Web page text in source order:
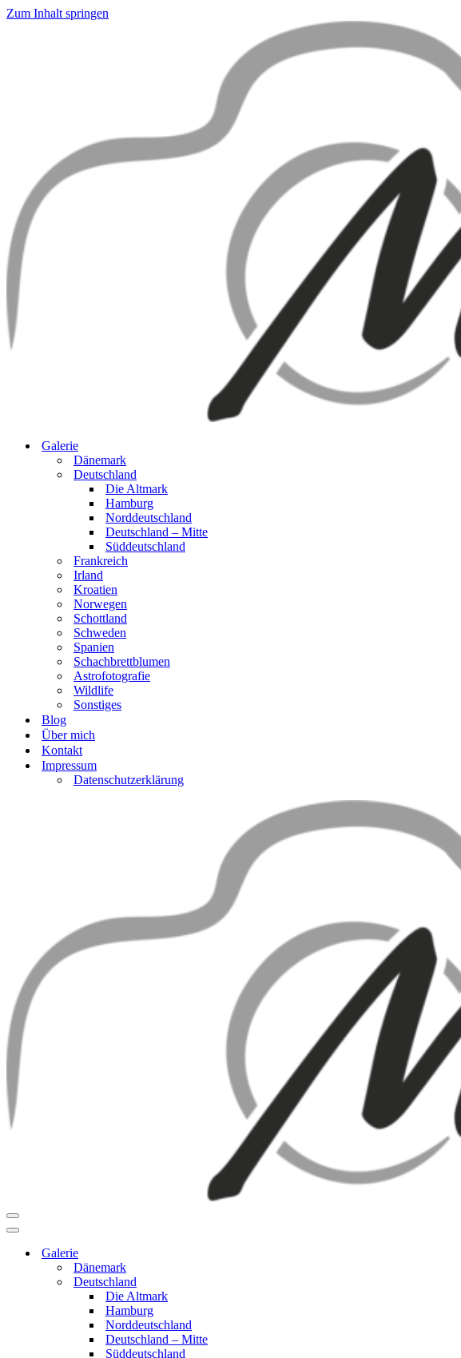
Zum Inhalt springen
Galerie
Dänemark
Deutschland
Die Altmark
Hamburg
Norddeutschland
Deutschland – Mitte
Süddeutschland
Frankreich
Irland
Kroatien
Norwegen
Schottland
Schweden
Spanien
Schachbrettblumen
Astrofotografie
Wildlife
Sonstiges
Blog
Über mich
Kontakt
Impressum
Datenschutzerklärung
Navigationsmenü
Navigationsmenü
Galerie
Dänemark
Deutschland
Die Altmark
Hamburg
Norddeutschland
Deutschland – Mitte
Süddeutschland